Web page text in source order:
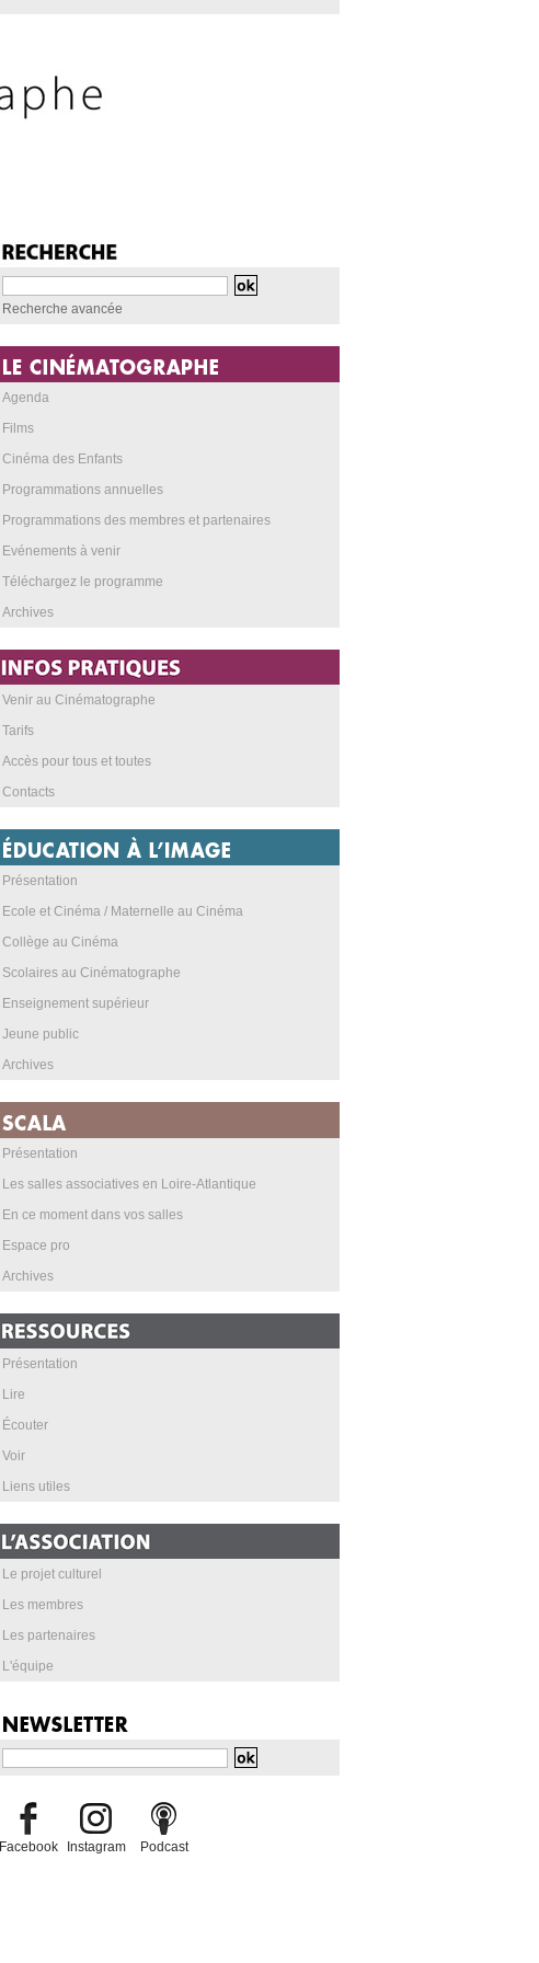
Recherche avancée
Agenda
Films
Cinéma des Enfants
Programmations annuelles
Programmations des membres et partenaires
Evénements à venir
Téléchargez le programme
Archives
Venir au Cinématographe
Tarifs
Accès pour tous et toutes
Contacts
Présentation
Ecole et Cinéma / Maternelle au Cinéma
Collège au Cinéma
Scolaires au Cinématographe
Enseignement supérieur
Jeune public
Archives
Présentation
Les salles associatives en Loire-Atlantique
En ce moment dans vos salles
Espace pro
Archives
Présentation
Lire
Écouter
Voir
Liens utiles
Le projet culturel
Les membres
Les partenaires
L'équipe
Facebook Instagram Podcast